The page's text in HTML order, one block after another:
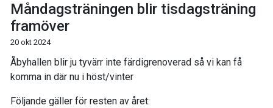
Måndagsträningen blir tisdagsträning
framöver
20 okt 2024
Åbyhallen blir ju tyvärr inte färdigrenoverad så vi kan få
komma in där nu i höst/vinter
Följande gäller för resten av året: